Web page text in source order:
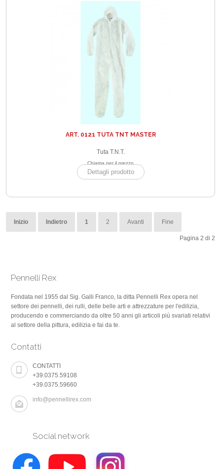
ART. 0121 TUTA TNT MASTER
Tuta T.N.T.
Chiama per il prezzo
Dettagli prodotto
Inizio Indietro 1 2 Avanti Fine
Pagina 2 di 2
Pennelli Rex
Fondata nel 1955 dal Sig. Galli Franco, la ditta Pennelli Rex opera nel
settore dei pennelli, dei rulli, delle belle arti e attrezzature per l'edilizia,
producendo e commerciando da oltre 50 anni gli articoli più svariati relativi
al settore della pittura, edilizia e fai da te.
Contatti
CONTATTI
+39.0375.59108
+39.0375.59660
info@pennellirex.com
Social network